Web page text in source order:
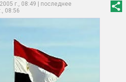
г., 08:49 | последнее
08:56